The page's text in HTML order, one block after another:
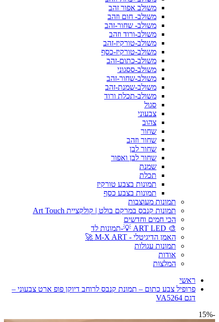
משולב אפור זהב
משולב- חום וזהב
משולב- שחור-זהב
משולב-ורוד וזהב
משולב-טורקיז-זהב
משולב-טורקיז-כסף
משולב-כתום-זהב
משולב-ססגוני
משולב-שחור-זהב
משולב-שמנת-זהב
משולב-תכלת ורוד
סגול
צבעוני
צהוב
שחור
שחור וזהב
שחור לבן
שחור לבן ואפור
שמנת
תכלת
תמונות בצבע טורקיז
תמונות בצבע כסף
תמונות מעוצבות
תמונות קנבס במרקם בולט | קולקציית Art Touch
הכי חמים וחדשים
🎨 ART LED 💡-תמונות לד
האמן הדיגיטלי - M-X ART 🚀
תמונות עגולות
אודות
המלצות
ראשי
פרופיל צבע כתום – תמונת קנבס לרוחב דיוקן פופ ארט צבעוני –
דגם VA5264
-15%